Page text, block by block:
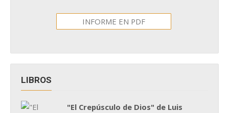
INFORME EN PDF
LIBROS
"El Crepúsculo de Dios" de Luis